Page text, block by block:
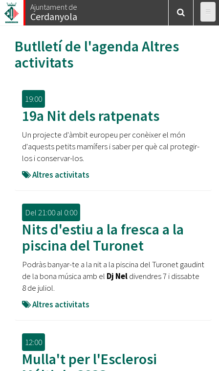
Vés
al
Ajuntament de
Cerdanyola
Butlletí de l'agenda Altres
activitats
19:00
19a Nit dels ratpenats
Un projecte d'àmbit europeu per conèixer el món
d'aquests petits mamífers i saber per què cal protegir-
los i conservar-los.
Altres activitats
Del21:00al 0:00
Nits d'estiu a la fresca a la
piscina del Turonet
Podràs banyar-te a la nit a la piscina del Turonet gaudint
de la bona música amb el Dj Neldivendres 7 i dissabte
8 de juliol.
Altres activitats
12:00
Mulla't per l'Esclerosi